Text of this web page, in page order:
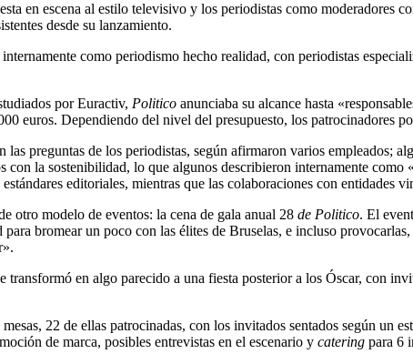
en escena al estilo televisivo y los periodistas como moderadores
desde su lanzamiento.
como periodismo hecho realidad, con periodistas
por Euractiv, Politico anunciaba su alcance hasta
euros. Dependiendo del nivel del presupuesto, los patrocinadores
preguntas de los periodistas, según afirmaron varios empleados;
con la sostenibilidad, lo que algunos describieron internamente como «
editoriales, mientras que las colaboraciones con entidades
otro modelo de eventos: la cena de gala anual 28 de Politico. El
para bromear un poco con las élites de Bruselas, e incluso
transformó en algo parecido a una fiesta posterior a los Óscar, con
22 de ellas patrocinadas, con los invitados sentados según un
de marca, posibles entrevistas en el escenario y catering para 6